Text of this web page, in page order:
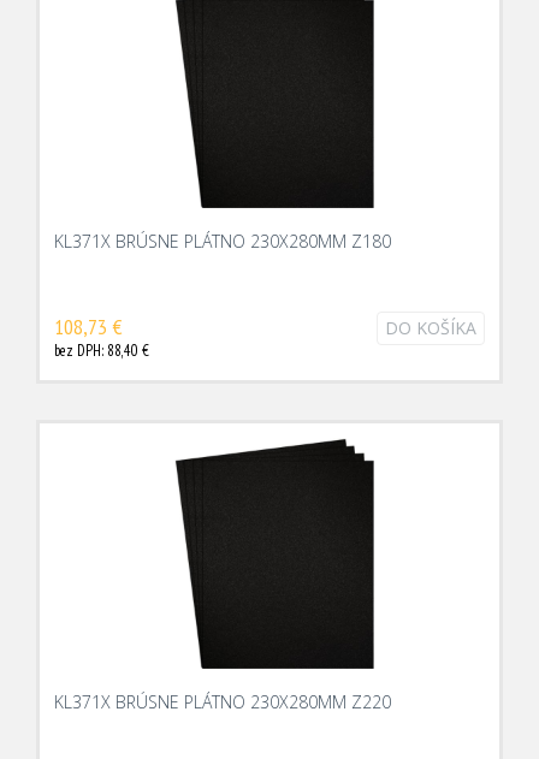
KL371X BRÚSNE PLÁTNO 230X280MM Z180
108,73 €
bez DPH: 88,40 €
DO KOŠÍKA
KL371X BRÚSNE PLÁTNO 230X280MM Z220